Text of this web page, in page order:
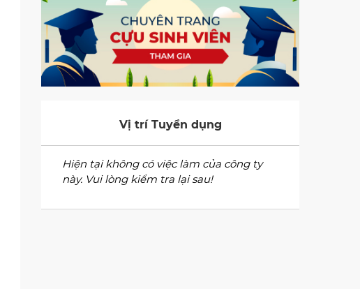
Vị trí Tuyển dụng
Hiện tại không có việc làm của công ty
này. Vui lòng kiểm tra lại sau!